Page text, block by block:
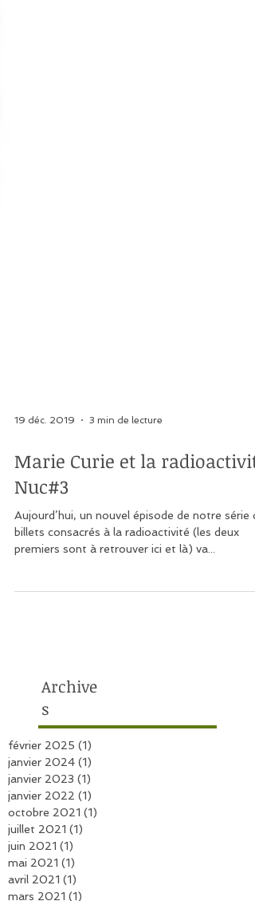
Marie Curie et la radioactivité
Nuc#3
Aujourd’hui, un nouvel épisode de notre série
Archive
s
février 2025 (1)
janvier 2024 (1)
janvier 2023 (1)1 post
janvier 2022 (1)
octobre 2021
juillet 2021 (1)
juin 2021 (1)1 post
mai 2021 (1)1 post